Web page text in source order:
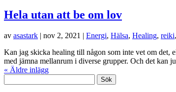
Hela utan att be om lov
av asastark | nov 2, 2021 | Energi, Hälsa, Healing, reiki,
Kan jag skicka healing till någon som inte vet om det,
med jämna mellanrum i diverse grupper. Och det kan
« Äldre inlägg
efter: